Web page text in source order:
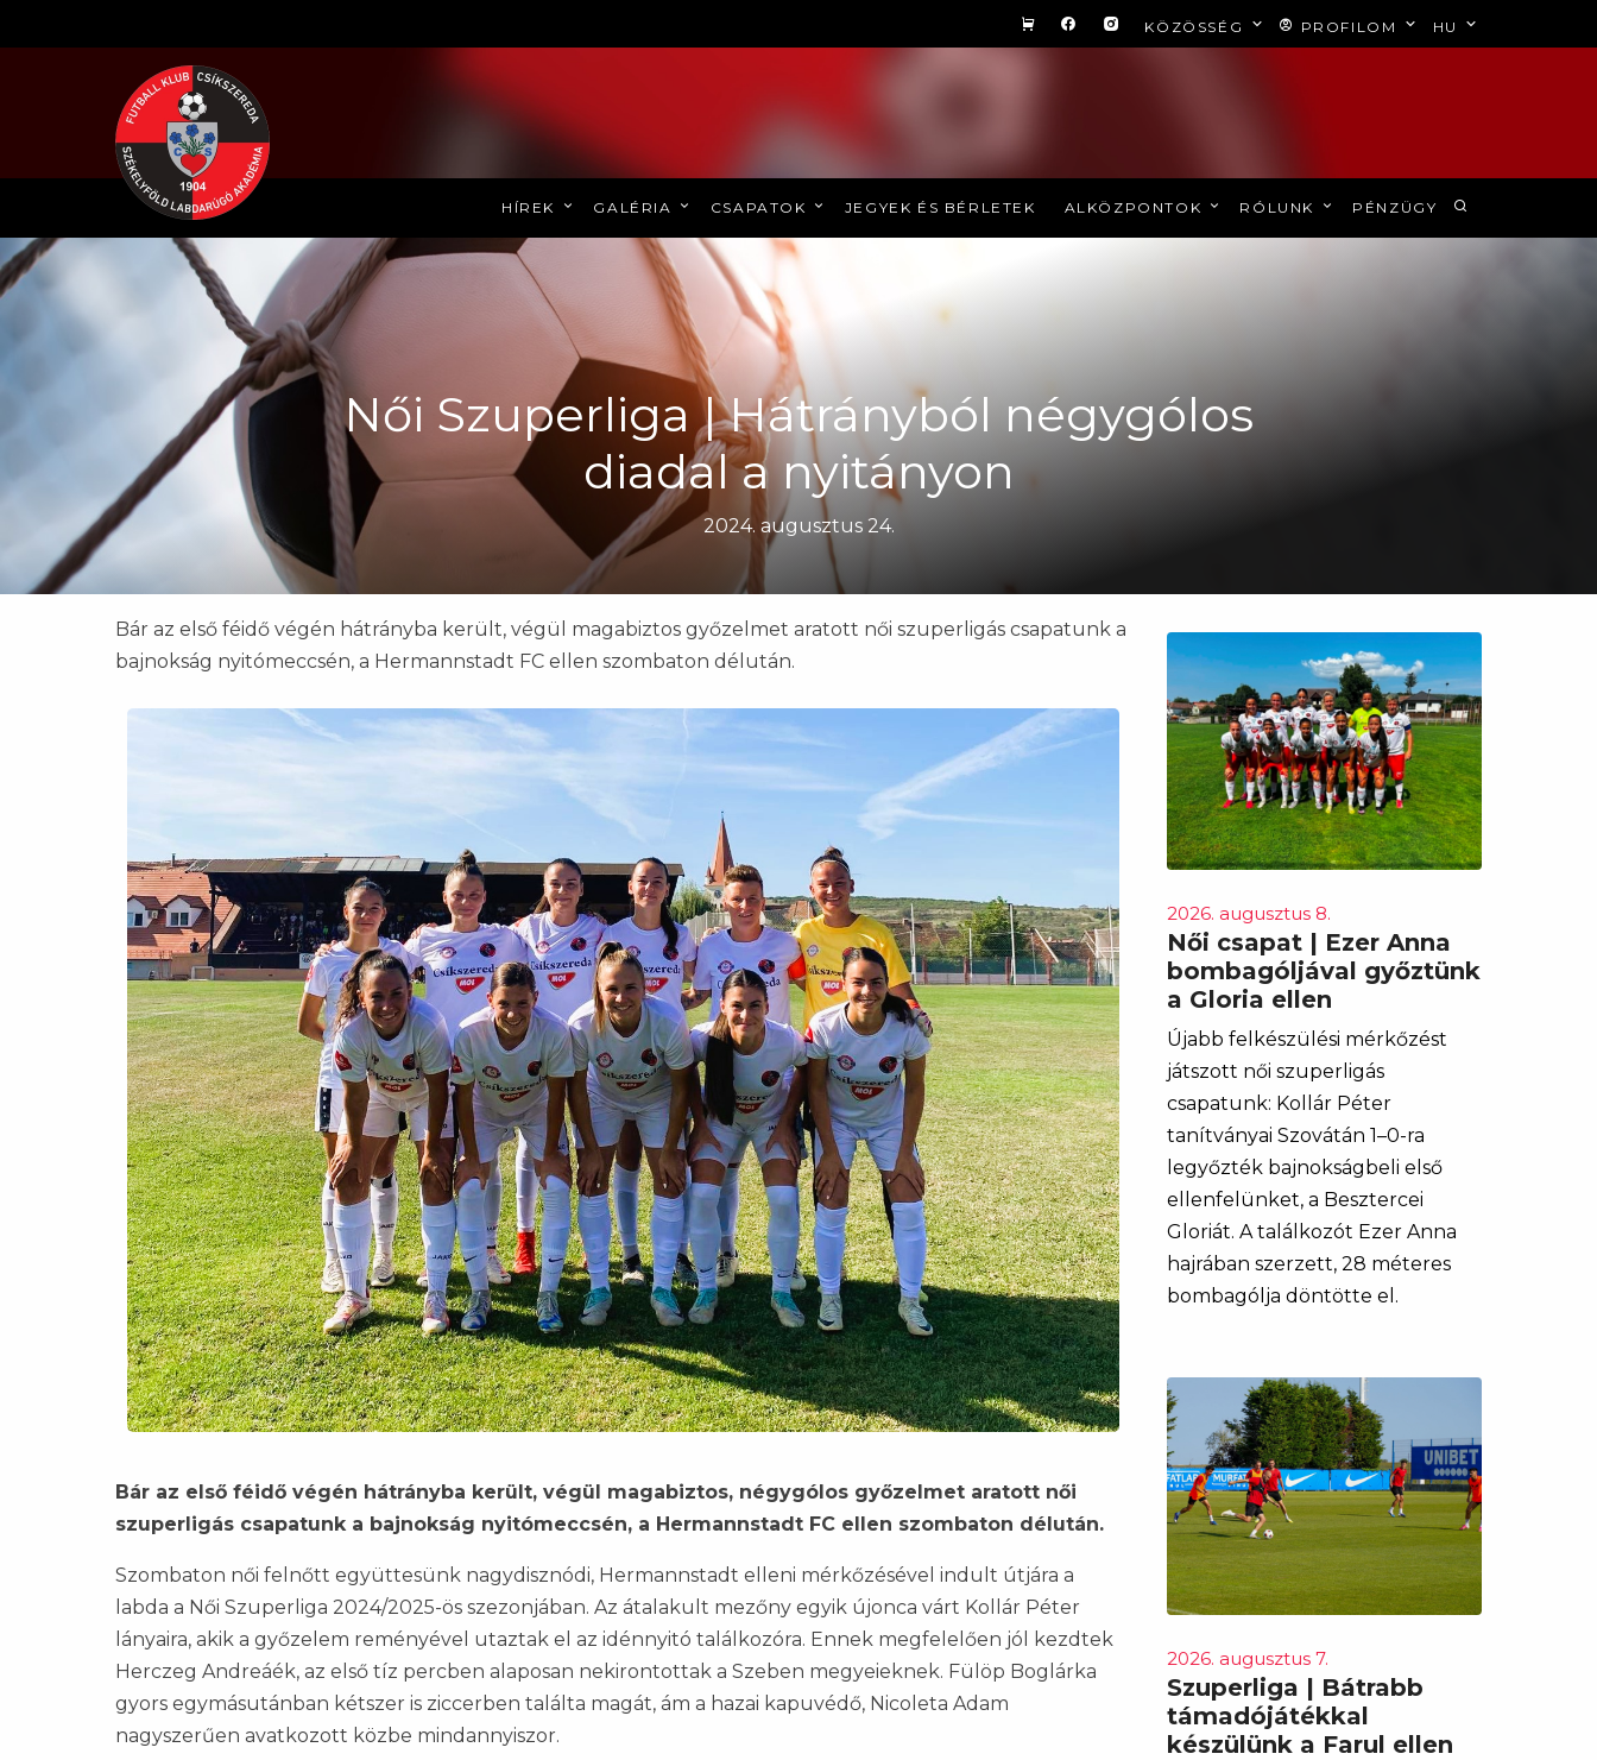
KÖZÖSSÉG PROFILOM HU
HÍREK GALÉRIA CSAPATOK JEGYEK ÉS BÉRLETEK ALKÖZPONTOK RÓLUNK PÉNZÜGY
Női Szuperliga | Hátrányból négygólos
diadal a nyitányon
2024. augusztus 24.
Bár az első féidő végén hátrányba került, végül magabiztos győzelmet aratott női szuperligás csapatunk a
bajnokság nyitómeccsén, a Hermannstadt FC ellen szombaton délután.
Bár az első féidő végén hátrányba került, végül magabiztos, négygólos győzelmet aratott női
szuperligás csapatunk a bajnokság nyitómeccsén, a Hermannstadt FC ellen szombaton délután.
Szombaton női felnőtt együttesünk nagydisznódi, Hermannstadt elleni mérkőzésével indult útjára a
labda a Női Szuperliga 2024/2025-ös szezonjában. Az átalakult mezőny egyik újonca várt Kollár Péter
lányaira, akik a győzelem reményével utaztak el az idénnyitó találkozóra. Ennek megfelelően jól kezdtek
Herczeg Andreáék, az első tíz percben alaposan nekirontottak a Szeben megyeieknek. Fülöp Boglárka
gyors egymásutánban kétszer is ziccerben találta magát, ám a hazai kapuvédő, Nicoleta Adam
nagyszerűen avatkozott közbe mindannyiszor.
2026. augusztus 8.
Női csapat | Ezer Anna
bombagóljával győztünk
a Gloria ellen
Újabb felkészülési mérkőzést
játszott női szuperligás
csapatunk: Kollár Péter
tanítványai Szovátán 1–0-ra
legyőzték bajnokságbeli első
ellenfelünket, a Besztercei
Gloriát. A találkozót Ezer Anna
hajrában szerzett, 28 méteres
bombagólja döntötte el.
2026. augusztus 7.
Szuperliga | Bátrabb
támadójátékkal
készülünk a Farul ellen